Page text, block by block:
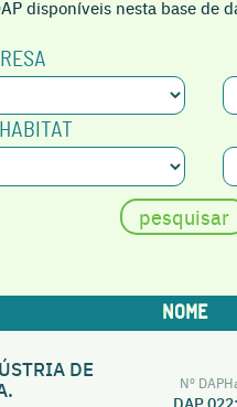
disponíveis nesta base
NOME
DE
Nº